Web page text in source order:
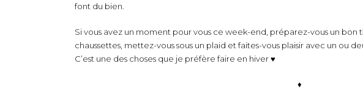
font du bien.
Si vous avez un moment pour vous ce week-end, préparez-vous un bon
chaussettes, mettez-vous sous un plaid et faites-vous plaisir avec un ou
C’est une des choses que je préfère faire en hiver ♥
♦